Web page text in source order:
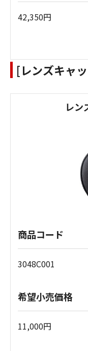
42,350円
[レンズキャ
レン
商品コード
3048C001
希望小売価格
11,000円